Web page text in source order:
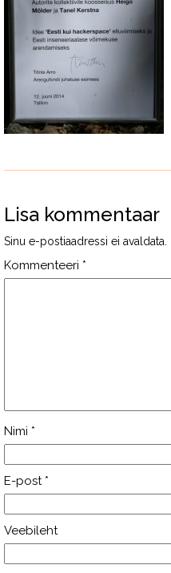
Lisa kommentaar
Sinu e-postiaadressi ei avaldata.
Kommenteeri *
Nimi *
E-post *
Veebileht